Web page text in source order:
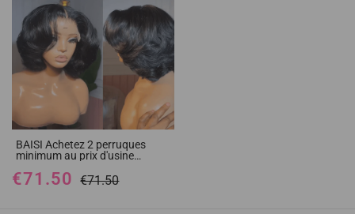
BAISI Achetez 2 perruques
minimum au prix d'usine
perruque bob Coupe carrée en
100% cheveux humains Body
€71.50 €71.50